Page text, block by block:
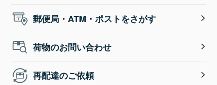
郵便局・ATM・ポストをさがす
荷物のお問い合わせ
再配達のご依頼